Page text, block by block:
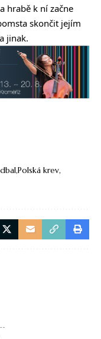
hrabě k ní začne
skončit jejím
jinak.
Polská krev